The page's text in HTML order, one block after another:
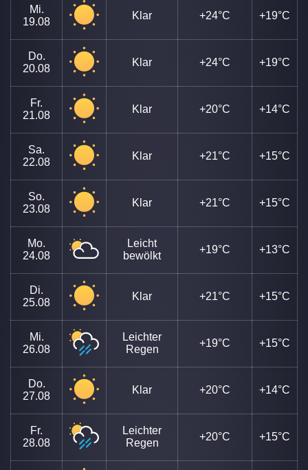
Mi.
19.08
Klar +24°C +19°C
Do.
20.08
Klar +24°C +19°C
Fr.
21.08
Klar +20°C +14°C
Sa.
22.08
Klar +21°C +15°C
So.
23.08
Klar +21°C +15°C
Mo.
24.08
Leicht
bewölkt
+19°C +13°C
Di.
25.08
Klar +21°C +15°C
Mi.
26.08
Leichter
Regen
+19°C +15°C
Do.
27.08
Klar +20°C +14°C
Fr.
28.08
Leichter
Regen
+20°C +15°C